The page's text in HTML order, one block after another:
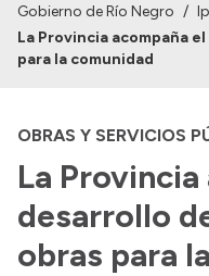
Institucional
Autoridades
Delegaciones
Consultorios Propios
Presentación CV
Gobierno de Río Negro /
La Provincia acompaña
para la comunidad
OBRAS Y SERVICIOS
La
desarrollo
obras para